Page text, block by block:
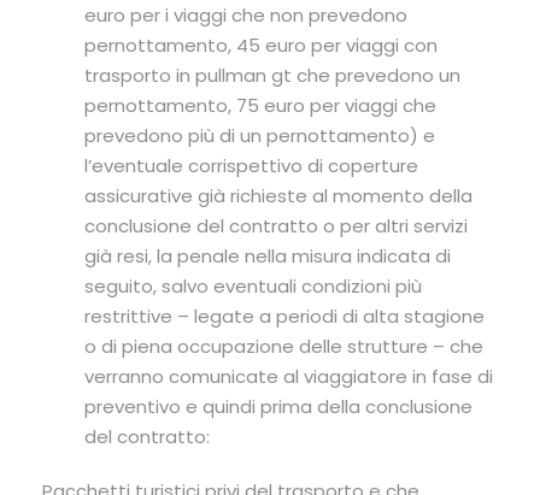
euro per i viaggi che non prevedono
pernottamento, 45 euro per viaggi con
trasporto in pullman gt che prevedono un
pernottamento, 75 euro per viaggi che
prevedono più di un pernottamento) e
l’eventuale corrispettivo di coperture
assicurative già richieste al momento della
conclusione del contratto o per altri servizi
già resi, la penale nella misura indicata di
seguito, salvo eventuali condizioni più
restrittive – legate a periodi di alta stagione
o di piena occupazione delle strutture – che
verranno comunicate al viaggiatore in fase di
preventivo e quindi prima della conclusione
del contratto: